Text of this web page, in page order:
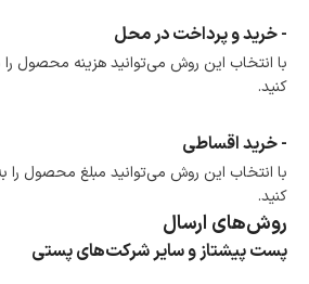
- خرید و پرداخت در محل
با انتخاب این روش می‌توانید هزینه محصول
کنید.
- خرید اقساطی
با انتخاب این روش می‌توانید مبلغ محصول
کنید.
روش‌های ارسال
پست پیشتاز و سایر شرکت‌های پستی